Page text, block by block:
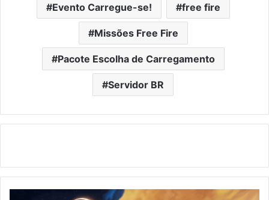
Evento Carregue-se! free fire
Missões Free Fire
Pacote Escolha de Carregamento
Servidor BR